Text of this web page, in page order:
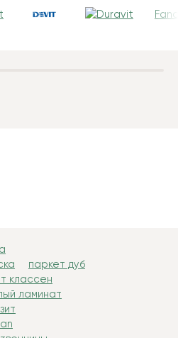
паркет дуб
классен
ламинат